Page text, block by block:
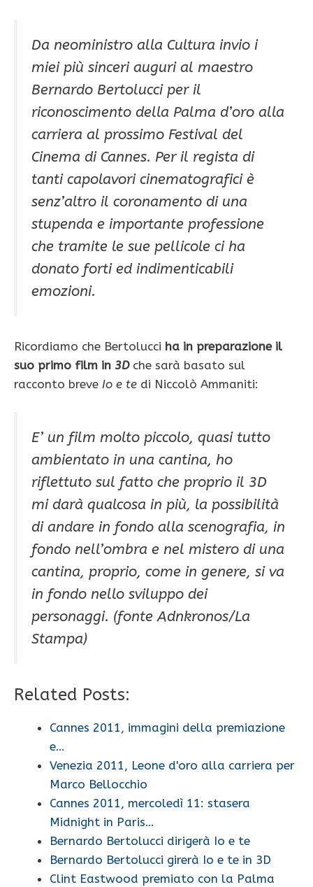
Da neoministro alla Cultura invio i
miei più sinceri auguri al maestro
Bernardo Bertolucci per il
riconoscimento della Palma d’oro alla
carriera al prossimo Festival del
Cinema di Cannes. Per il regista di
tanti capolavori cinematografici è
senz’altro il coronamento di una
stupenda e importante professione
che tramite le sue pellicole ci ha
donato forti ed indimenticabili
emozioni.
Ricordiamo che Bertolucci ha in preparazione il
suo primo film in 3Dche sarà basato sul
racconto breve Io e te di Niccolò Ammaniti:
E’ un film molto piccolo, quasi tutto
ambientato in una cantina, ho
riflettuto sul fatto che proprio il 3D
mi darà qualcosa in più, la possibilità
di andare in fondo alla scenografia, in
fondo nell’ombra e nel mistero di una
cantina, proprio, come in genere, si va
in fondo nello sviluppo dei
personaggi. (fonte Adnkronos/La
Stampa)
Related Posts:
Cannes 2011, immagini della premiazione
e…
Venezia 2011, Leone d'oro alla carriera per
Marco Bellocchio
Cannes 2011, mercoledì 11: stasera
Midnight in Paris…
Bernardo Bertolucci dirigerà Io e te
Bernardo Bertolucci girerà Io e te in 3D
Clint Eastwood premiato con la Palma